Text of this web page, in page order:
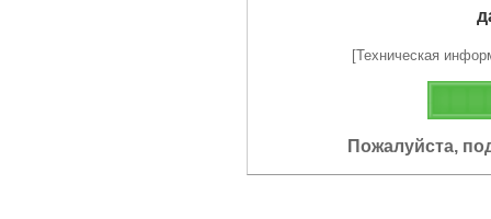
[Техническая
Пожалуйста,